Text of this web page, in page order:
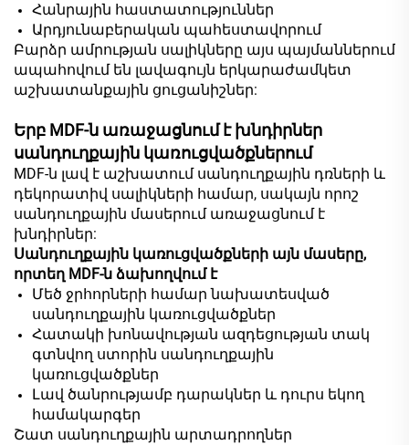
Հանրային հաստատություններ
Արդյունաբերական պահեստավորում
Բարձր ամրության սալիկները այս պայմաններում
ապահովում են լավագույն երկարաժամկետ
աշխատանքային ցուցանիշներ:
Երբ MDF-ն առաջացնում է խնդիրներ
սանդուղքային կառուցվածքներում
MDF-ն լավ է աշխատում սանդուղքային դռների և
դեկորատիվ սալիկների համար, սակայն որոշ
սանդուղքային մասերում առաջացնում է
խնդիրներ:
Սանդուղքային կառուցվածքների այն մասերը,
որտեղ MDF-ն ձախողվում է
Մեծ ջրհորների համար նախատեսված
սանդուղքային կառուցվածքներ
Հատակի խոնավության ազդեցության տակ
գտնվող ստորին սանդուղքային
կառուցվածքներ
Լավ ծանրությամբ դարակներ և դուրս եկող
համակարգեր
Շատ սանդուղքային արտադրողներ